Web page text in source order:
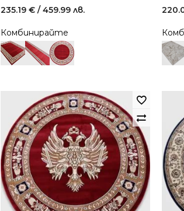
235.19 € / 459.99 лв.
Комбинирайте